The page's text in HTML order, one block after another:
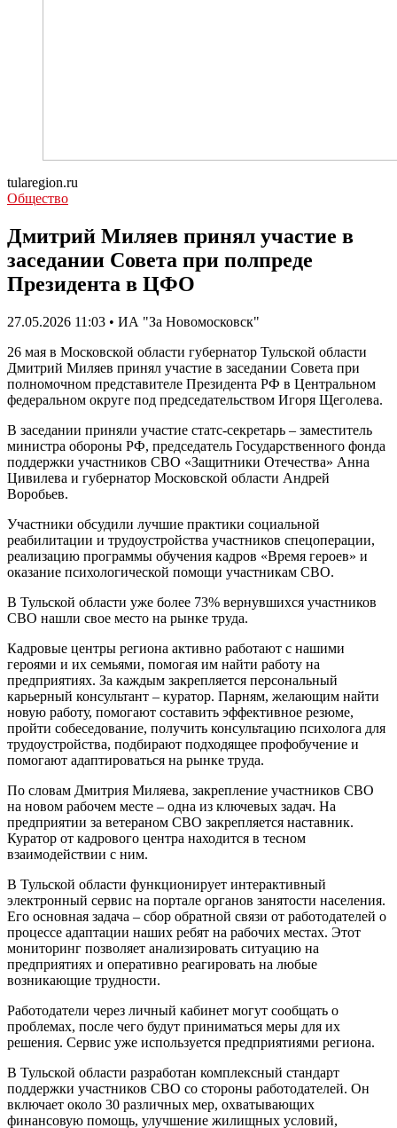
tularegion.ru
Общество
Дмитрий Миляев принял участие в
заседании Совета при полпреде
Президента в ЦФО
27.05.2026 11:03 • ИА "За Новомосковск"
26 мая в Московской области губернатор Тульской области
Дмитрий Миляев принял участие в заседании Совета при
полномочном представителе Президента РФ в Центральном
федеральном округе под председательством Игоря Щеголева.
В заседании приняли участие статс-секретарь – заместитель
министра обороны РФ, председатель Государственного фонда
поддержки участников СВО «Защитники Отечества» Анна
Цивилева и губернатор Московской области Андрей
Воробьев.
Участники обсудили лучшие практики социальной
реабилитации и трудоустройства участников спецоперации,
реализацию программы обучения кадров «Время героев» и
оказание психологической помощи участникам СВО.
В Тульской области уже более 73% вернувшихся участников
СВО нашли свое место на рынке труда.
Кадровые центры региона активно работают с нашими
героями и их семьями, помогая им найти работу на
предприятиях. За каждым закрепляется персональный
карьерный консультант – куратор. Парням, желающим найти
новую работу, помогают составить эффективное резюме,
пройти собеседование, получить консультацию психолога для
трудоустройства, подбирают подходящее профобучение и
помогают адаптироваться на рынке труда.
По словам Дмитрия Миляева, закрепление участников СВО
на новом рабочем месте – одна из ключевых задач. На
предприятии за ветераном СВО закрепляется наставник.
Куратор от кадрового центра находится в тесном
взаимодействии с ним.
В Тульской области функционирует интерактивный
электронный сервис на портале органов занятости населения.
Его основная задача – сбор обратной связи от работодателей о
процессе адаптации наших ребят на рабочих местах. Этот
мониторинг позволяет анализировать ситуацию на
предприятиях и оперативно реагировать на любые
возникающие трудности.
Работодатели через личный кабинет могут сообщать о
проблемах, после чего будут приниматься меры для их
решения. Сервис уже используется предприятиями региона.
В Тульской области разработан комплексный стандарт
поддержки участников СВО со стороны работодателей. Он
включает около 30 различных мер, охватывающих
финансовую помощь, улучшение жилищных условий,